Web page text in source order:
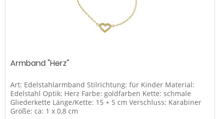
Armband "Herz"
Art: Edelstahlarmband Stilrichtung: für Kinder Material:
Edelstahl Optik: Herz Farbe: goldfarben Kette: schmale
Gliederkette Länge/Kette: 15 + 5 cm Verschluss: Karabiner
Größe: ca: 1 x 0,8 cm